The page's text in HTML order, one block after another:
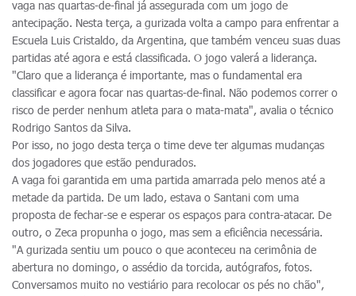
vaga nas quartas-de-final já assegurada com um jogo de
antecipação. Nesta terça, a gurizada volta a campo para enfrentar a
Escuela Luis Cristaldo, da Argentina, que também venceu suas duas
partidas até agora e está classificada. O jogo valerá a liderança.
"Claro que a liderança é importante, mas o fundamental era
classificar e agora focar nas quartas-de-final. Não podemos correr o
risco de perder nenhum atleta para o mata-mata", avalia o técnico
Rodrigo Santos da Silva.
Por isso, no jogo desta terça o time deve ter algumas mudanças
dos jogadores que estão pendurados.
A vaga foi garantida em uma partida amarrada pelo menos até a
metade da partida. De um lado, estava o Santani com uma
proposta de fechar-se e esperar os espaços para contra-atacar. De
outro, o Zeca propunha o jogo, mas sem a eficiência necessária.
"A gurizada sentiu um pouco o que aconteceu na cerimônia de
abertura no domingo, o assédio da torcida, autógrafos, fotos.
Conversamos muito no vestiário para recolocar os pés no chão",